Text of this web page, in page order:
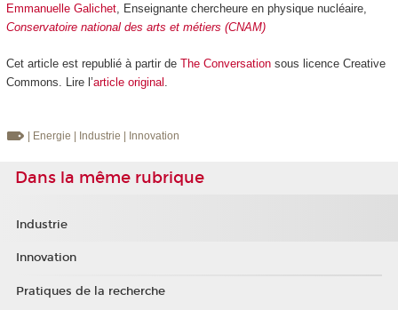
Emmanuelle Galichet, Enseignante chercheure en physique nucléaire,
Conservatoire national des arts et métiers (CNAM)
Cet article est republié à partir de The Conversationsous licence Creative
Commons. Lire l’article original
| Energie | Industrie | Innovation
Dans la même rubrique
Industrie
Innovation
Pratiques de la recherche